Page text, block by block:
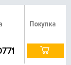
Покупка